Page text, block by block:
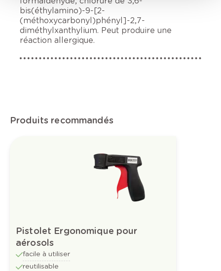
bis(éthylamino)-9-[2-
(méthoxycarbonyl)phényl]-2,7-
diméthylxanthylium. Peut produire une
réaction allergique.
Produits recommandés
Pistolet Ergonomique pour
aérosols
facile à utiliser
reutilisable